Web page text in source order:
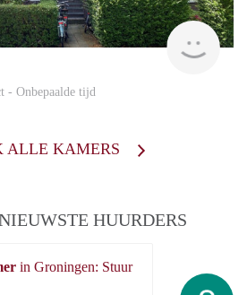
- Onbepaalde tijd
ALLE KAMERS
HUURDERS
in Groningen: Stuur